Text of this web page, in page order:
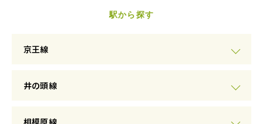
駅から探す
京王線
井の頭線
相模原線